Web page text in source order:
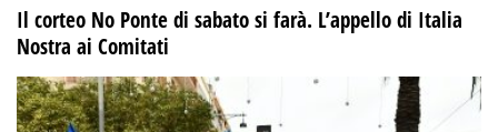
Il corteo No Ponte di sabato si farà. L’appello di Italia
Nostra ai Comitati